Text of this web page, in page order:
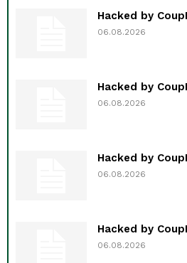
Hacked by
06.08.2026
Hacked by
06.08.2026
Hacked by
06.08.2026
Hacked by
06.08.2026